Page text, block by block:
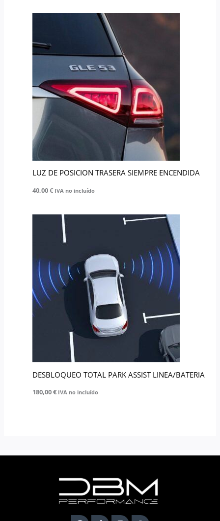
LUZ DE POSICION TRASERA SIEMPRE ENCENDIDA
40,00€ IVA no incluído
DESBLOQUEO TOTAL PARK ASSIST LINEA/BATERIA
180,00€ IVA no incluído